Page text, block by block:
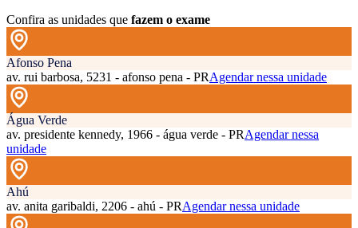
Confira as unidades que fazem o exame
Afonso Pena
av. rui barbosa, 5231 - afonso pena - PRAgendar nessa unidade
Água Verde
av. presidente kennedy, 1966 - água verde - PRAgendar nessa
unidade
Ahú
av. anita garibaldi, 2206 - ahú - PRAgendar nessa unidade